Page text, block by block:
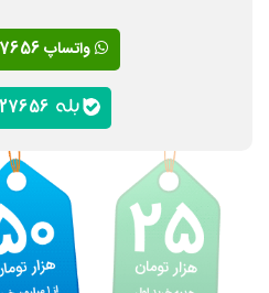
واتساپ 09351027656